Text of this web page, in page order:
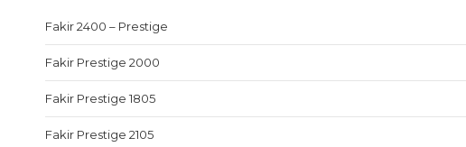
Fakir 2400 – Prestige
Fakir Prestige 2000
Fakir Prestige 1805
Fakir Prestige 2105